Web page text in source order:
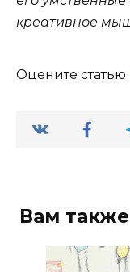
креативное
Оцените статью
Вам